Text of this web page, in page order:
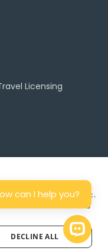
Licensing
Planifica
ads, and to analyse traffic.
combine it with other info
DECLINE ALL Open
can I help you?